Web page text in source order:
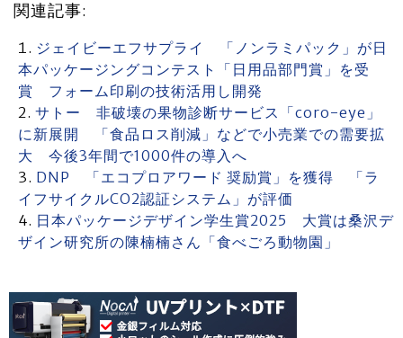
関連記事:
ジェイビーエフサプライ 「ノンラミパック」が日
本パッケージングコンテスト「日用品部門賞」を受
賞 フォーム印刷の技術活用し開発
サトー 非破壊の果物診断サービス「coro-eye」
に新展開 「食品ロス削減」などで小売業での需要拡
大 今後3年間で1000件の導入へ
DNP 「エコプロアワード 奨励賞」を獲得 「ラ
イフサイクルCO2認証システム」が評価
日本パッケージデザイン学生賞2025 大賞は桑沢デ
ザイン研究所の陳楠楠さん「食べごろ動物園」